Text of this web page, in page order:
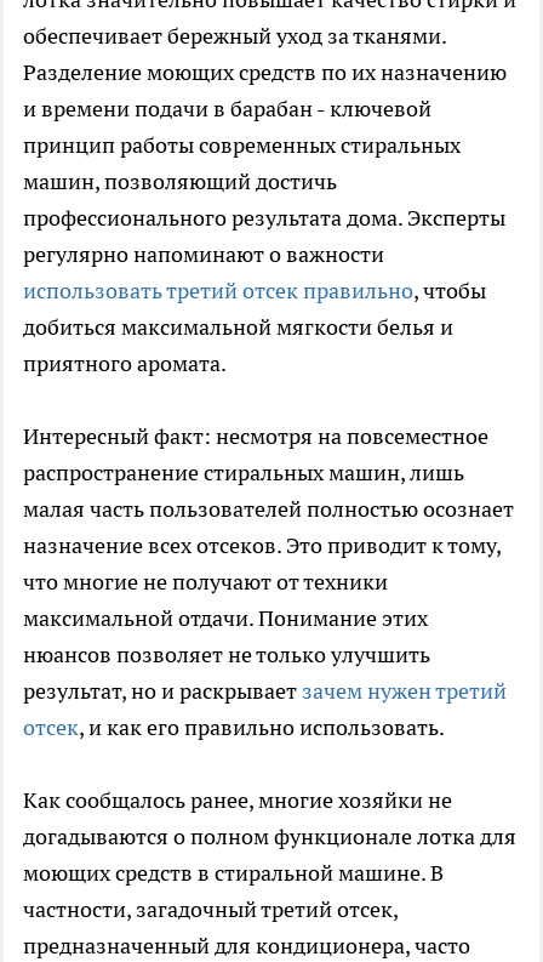
обеспечивает бережный уход за тканями.
Разделение моющих средств по их назначению
и времени подачи в барабан - ключевой
принцип работы современных стиральных
машин, позволяющий достичь
профессионального результата дома. Эксперты
регулярно напоминают о важности
использовать третий отсек правильно, чтобы
добиться максимальной мягкости белья и
приятного аромата.
Интересный факт: несмотря на повсеместное
распространение стиральных машин, лишь
малая часть пользователей полностью осознает
назначение всех отсеков. Это приводит к тому,
что многие не получают от техники
максимальной отдачи. Понимание этих
нюансов позволяет не только улучшить
результат, но и раскрывает зачем нужен третий
отсек, и как его правильно использовать.
Как сообщалось ранее, многие хозяйки не
догадываются о полном функционале лотка для
моющих средств в стиральной машине. В
частности, загадочный третий отсек,
предназначенный для кондиционера, часто